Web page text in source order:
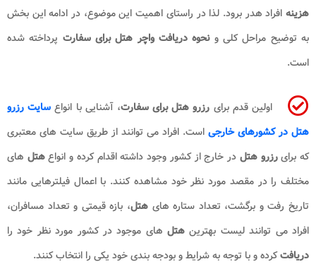
هزینه افراد هدر برود. لذا در راستای اهمیت این موضوع، در ادامه این بخش
به توضیح مراحل کلی ونحوه دریافت واچر هتل برای سفارت پرداخته شده
است.
اولین قدم برای رزرو هتل برای سفارت، آشنایی با انواع سایت رزرو
هتل در کشورهای خارجی است. افراد می توانند از طریق سایت های معتبری
که برایرزرو هتل در خارج از کشور وجود داشته اقدام کرده و انواعهتل های
مختلف را در مقصد مورد نظر خود مشاهده کنند. با اعمال فیلترهایی مانند
تاریخ رفت و برگشت، تعداد ستاره هایهتل، بازه قیمتی و تعداد مسافران،
افراد می توانند لیست بهترین هتلهای موجود در کشور مورد نظر خود را
دریافتکرده و با توجه به شرایط و بودجه بندی خود یکی را انتخاب کنند.